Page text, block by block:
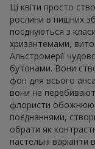
Ці квіти просто
рослини в пишних
поєднуються з
хризантемами,
Альстромерії
бутонами. Вони
фон для всього
вони не
флористи
поєднаннями,
обрати як
пастельні варіанти